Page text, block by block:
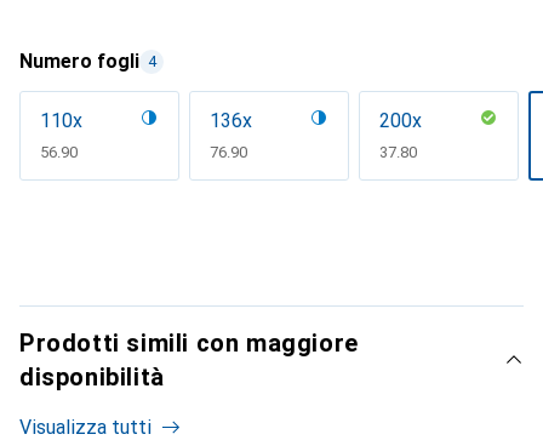
Numero fogli 4
110x
CHF
56.90
136x
CHF
76.90
200x
CHF
37.80
Prodotti simili con maggiore
disponibilità
Visualizza tutti